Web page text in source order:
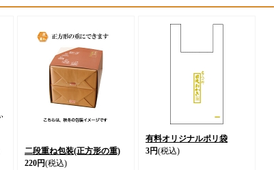
二段重ね包装(正方形の重)
220円(税込)
有料オリジナルポリ袋
3円(税込)